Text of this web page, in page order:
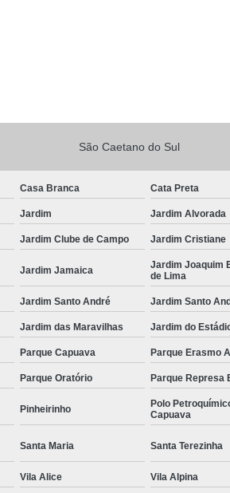
São Caetano do Sul
Casa Branca Cata Preta
Jardim Jardim Alvorada
Jardim Clube de Campo Jardim Cristiane
Jardim Jamaica
Jardim Joaquim
de Lima
Jardim Santo André Jardim Santo
Jardim das Maravilhas Jardim do
Parque Capuava Parque Erasmo
Parque Oratório Parque Represa
Pinheirinho
Polo
Capuava
Santa Maria Santa Terezinha
Vila Alice Vila Alpina